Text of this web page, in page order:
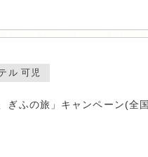
ル 可児
ぎふの旅」キャンペーン(全